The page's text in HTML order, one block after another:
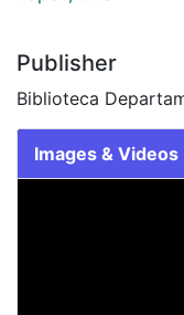
Publisher
Biblioteca
Images & Videos